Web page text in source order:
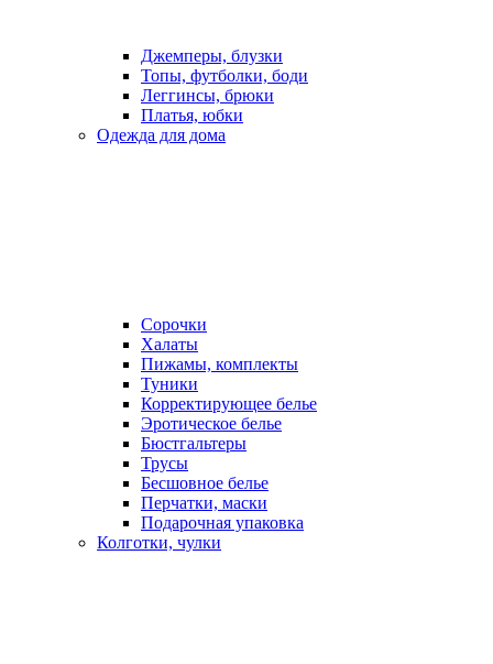
Джемперы, блузки
Топы, футболки, боди
Леггинсы, брюки
Платья, юбки
Одежда для дома
Сорочки
Халаты
Пижамы, комплекты
Туники
Корректирующее белье
Эротическое белье
Бюстгальтеры
Трусы
Бесшовное белье
Перчатки, маски
Подарочная упаковка
Колготки, чулки